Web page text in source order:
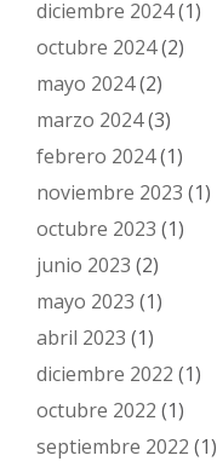
diciembre 2024(1)
octubre 2024(2)
mayo 2024(2)
marzo 2024(3)
febrero 2024(1)
noviembre 2023 (1)
octubre 2023 (1)
junio 2023 (2)
mayo 2023 (1)
abril 2023 (1)
diciembre 2022 (1)
octubre 2022 (1)
septiembre 2022 (1)